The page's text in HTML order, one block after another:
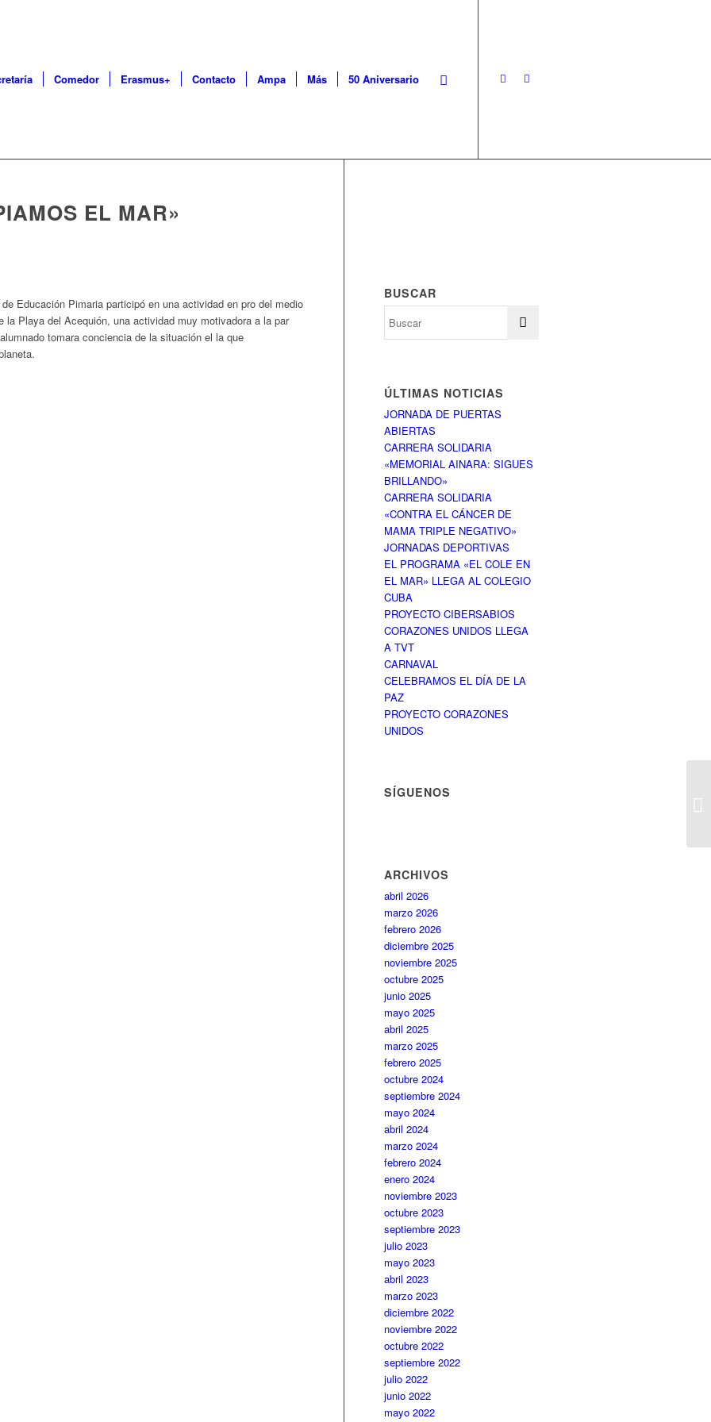
Comedor Erasmus+ Contacto Ampa Más 50 Aniversario
EL MAR»
Educación Pimaria participó en una actividad en pro del medio
la Playa del Acequión, una actividad muy motivadora a la par
tomara conciencia de la situación el la que
BUSCAR
ÚLTIMAS NOTICIAS
JORNADA DE PUERTAS
ABIERTAS
CARRERA SOLIDARIA
«MEMORIAL AINARA: SIGUES
BRILLANDO»
CARRERA SOLIDARIA
«CONTRA EL CÁNCER DE
MAMA TRIPLE NEGATIVO»
JORNADAS DEPORTIVAS
EL PROGRAMA «EL COLE EN
EL MAR» LLEGA AL COLEGIO
CUBA
PROYECTO CIBERSABIOS
CORAZONES UNIDOS LLEGA
A TVT
CARNAVAL
CELEBRAMOS EL DÍA DE LA
PAZ
PROYECTO CORAZONES
UNIDOS
SÍGUENOS
ARCHIVOS
abril 2026
marzo 2026
febrero 2026
diciembre 2025
noviembre 2025
octubre 2025
junio 2025
mayo 2025
abril 2025
marzo 2025
febrero 2025
octubre 2024
septiembre 2024
mayo 2024
abril 2024
marzo 2024
febrero 2024
enero 2024
noviembre 2023
octubre 2023
septiembre 2023
julio 2023
mayo 2023
abril 2023
marzo 2023
diciembre 2022
noviembre 2022
octubre 2022
septiembre 2022
julio 2022
junio 2022
mayo 2022